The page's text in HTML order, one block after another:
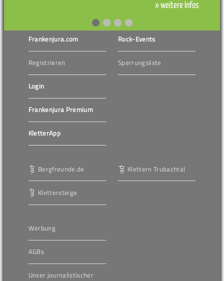
» weitere Infos
Frankenjura.com
Registrieren
Login
Frankenjura Premium
KletterApp
Rock-Events
Sperrungsliste
Bergfreunde.de
Klettersteige
Klettern Trubachtal
Werbung
AGBs
Unser journalistischer